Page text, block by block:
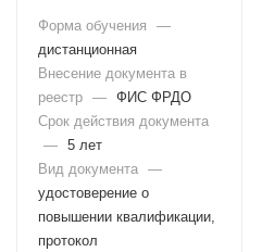
(паровые, водогрейные,
электрические, а также с
органическими и
неорганическими
теплоносителями) (Б.8.1)
Форма обучения
—
дистанционная
Внесение документа в
реестр — ФИС ФРДО
Срок действия документа
— 5 лет
Вид документа —
удостоверение о
повышении квалификации,
протокол